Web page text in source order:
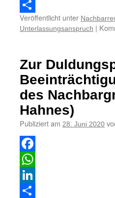
LinkedIn
Teilen
Veröffentlicht unter
Unterlassungsanspruch |
Zur
des
Hahnes)
Publiziert am 28. Juni 2020
Facebook
WhatsApp
LinkedIn